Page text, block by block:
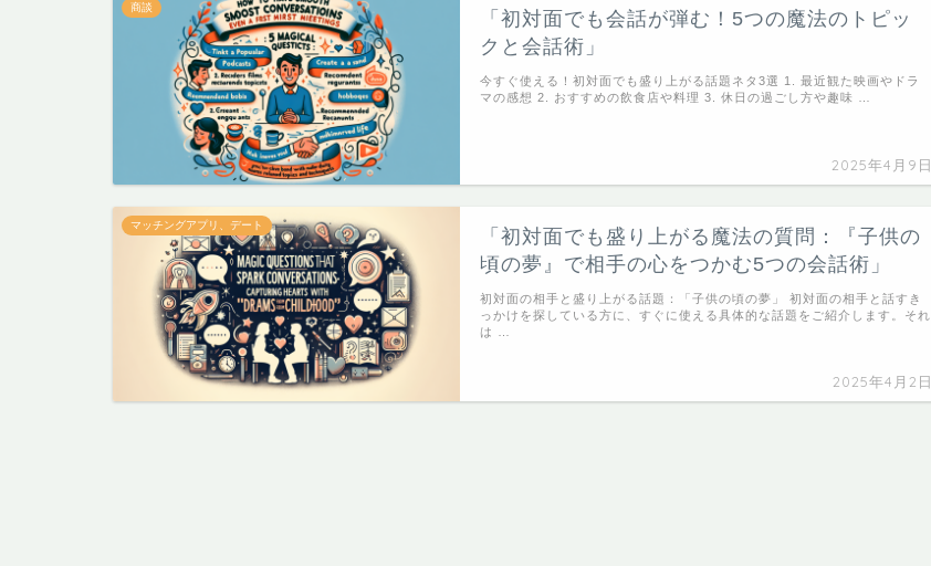
商談
「初対面でも会話が弾む！5つの魔法のトピッ
クと会話術」
2025年4月9日
今すぐ使える！初対面でも盛り上がる話題ネタ3選 1. 最近観た映画やドラ
マの感想 2. おすすめの飲食店や料理 3. 休日の過ごし方や趣味 …
マッチングアプリ、デート
「初対面でも盛り上がる魔法の質問：『子供の
頃の夢』で相手の心をつかむ5つの会話術」
2025年4月2日
初対面の相手と盛り上がる話題：「子供の頃の夢」 初対面の相手と話すき
っかけを探している方に、すぐに使える具体的な話題をご紹介します。それ
は …